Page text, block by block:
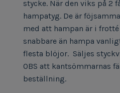
stycke. När den viks på 2
hampatyg. De är
med att hampan är i
snabbare än hampa
flesta blöjor. Säljes
OBS att kantsömmarnas
beställning.